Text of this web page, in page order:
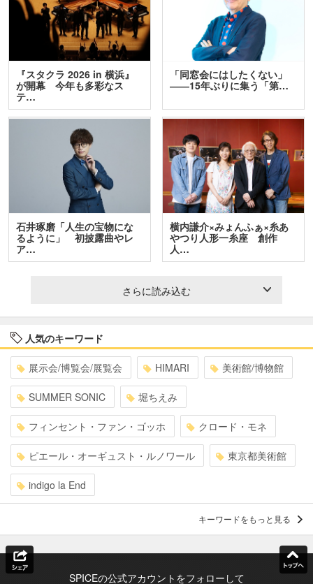
『スタクラ 2026 in 横浜』
が開幕 今年も多彩なス
テ…
「同窓会にはしたくない」
――15年ぶりに集う「第…
石井琢磨「人生の宝物にな
るように」 初披露曲やレ
ア…
横内謙介×みょんふぁ×糸あ
やつり人形一糸座 創作
人…
さらに読み込む
人気のキーワード
展示会/博覧会/展覧会 HIMARI 美術館/博物館
SUMMER SONIC 堀ちえみ
フィンセント・ファン・ゴッホ クロード・モネ
ピエール・オーギュスト・ルノワール 東京都美術館
indigo la End
キーワードをもっと見る
SPICEの公式アカウントをフォローして